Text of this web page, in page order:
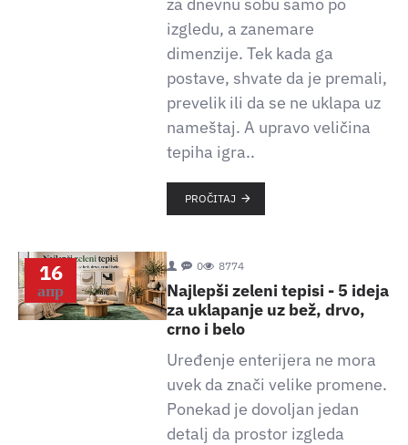
izgledu, a zanemare
dimenzije. Tek kada ga
postave, shvate da je premali,
prevelik ili da se ne uklapa uz
nameštaj. A upravo veličina
tepiha igra..
PROČITAJ
16
апр
0 8774
Najlepši zeleni tepisi - 5 ideja
za uklapanje uz bež, drvo,
crno i belo
Uređenje enterijera ne mora
uvek da znači velike promene.
Ponekad je dovoljan jedan
detalj da prostor izgleda